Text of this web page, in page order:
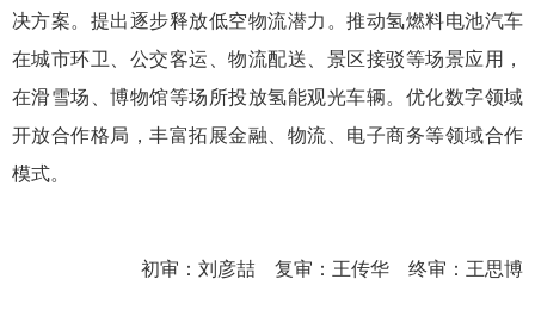
决方案。提出逐步释放低空物流潜力。推动氢燃料电池汽车
在城市环卫、公交客运、物流配送、景区接驳等场景应用，
在滑雪场、博物馆等场所投放氢能观光车辆。优化数字领域
开放合作格局，丰富拓展金融、物流、电子商务等领域合作
模式。
初审：刘彦喆 复审：王传华 终审：王思博